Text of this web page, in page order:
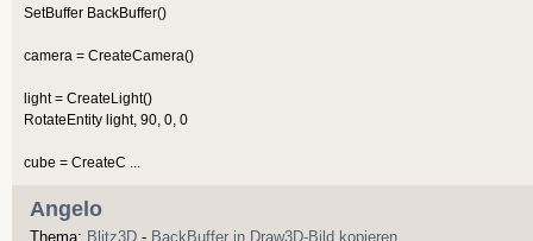
SetBuffer BackBuffer()
camera = CreateCamera()
light = CreateLight()
RotateEntity light, 90, 0, 0
cube = CreateC ...
Angelo
Thema: Blitz3D - BackBuffer in Draw3D-Bild kopieren